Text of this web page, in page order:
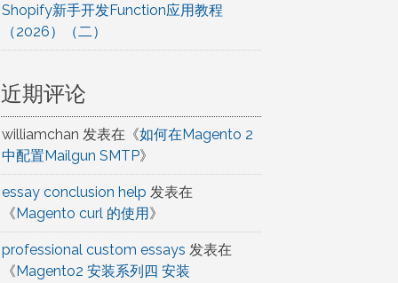
Shopify新手开发Function应用教程
（2026）（二）
近期评论
williamchan 发表在《如何在Magento 2
中配置Mailgun SMTP》
essay conclusion help 发表在
《Magento curl 的使用》
professional custom essays 发表在
《Magento2 安装系列四 安装